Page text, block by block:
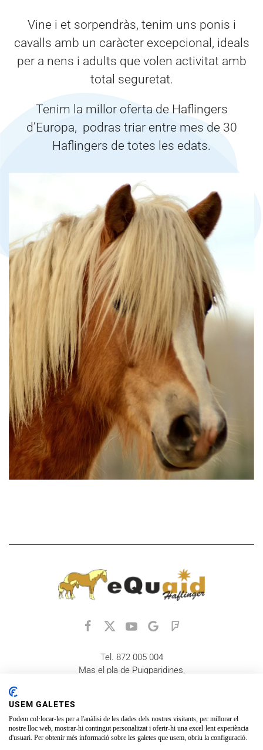
Vine i et sorpendràs, tenim uns ponis i
cavalls amb un caràcter excepcional, ideals
per a nens i adults que volen activitat amb
total seguretat.
Tenim la millor oferta de Haflingers
d’Europa, podras triar entre mes de 30
Haflingers de totes les edats.
Tel. 872 005 004
Mas el pla de Puigparidines,
Recordeu que està gestionat per voluntaris, no tenim horaris
fixes i fem tot el que podem, ens esforcem per donar el millor
servei que podem, gràcies.
USEM GALETES
Podem col·locar-les per a l'anàlisi de les dades dels nostres visitants, per millorar el
nostre lloc web, mostrar-hi contingut personalitzat i oferir-hi una excel·lent experiència
d'usuari. Per obtenir més informació sobre les galetes que usem, obriu la configuració.